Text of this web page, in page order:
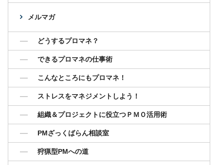
メルマガ
どうするプロマネ？
できるプロマネの仕事術
こんなところにもプロマネ！
ストレスをマネジメントしよう！
組織＆プロジェクトに役立つＰＭＯ活用術
PMざっくばらん相談室
狩猟型PMへの道